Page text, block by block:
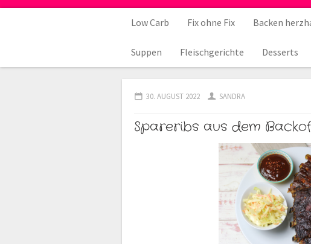
Low Carb Fix ohne Fix Backen
Suppen Fleischgerichte Desserts
30. AUGUST 2022 SANDRA
Spareribs aus dem